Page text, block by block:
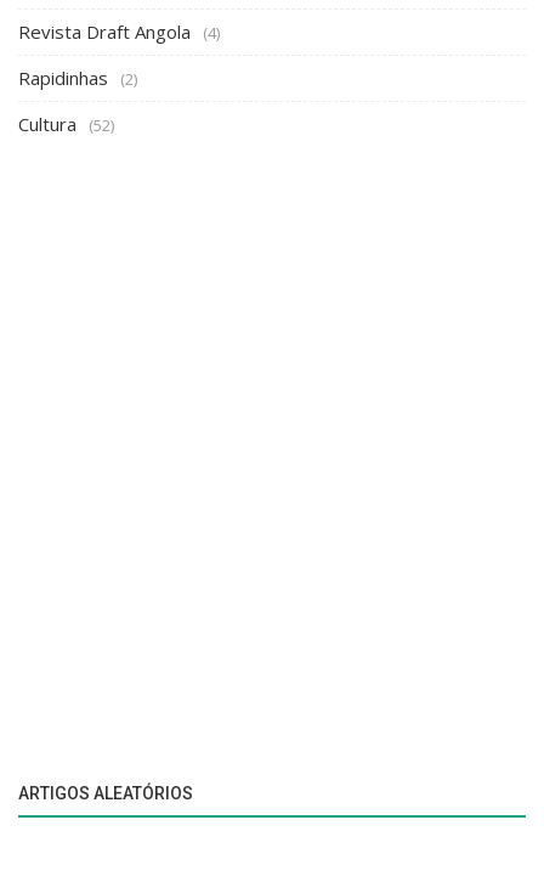
Revista Draft Angola (4)
Rapidinhas (2)
Cultura (52)
ARTIGOS ALEATÓRIOS